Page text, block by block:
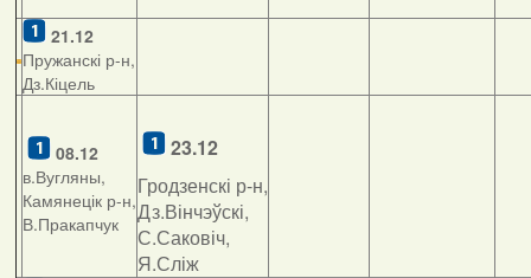
21.12
Пружанскі р-н,
Дз.Кіцель
08.12
в.Вугляны,
Камянецік р-н,
В.Пракапчук
23.12
Гродзенскі р-н,
Дз.Вінчэўскі,
С.Саковіч,
Я.Сліж